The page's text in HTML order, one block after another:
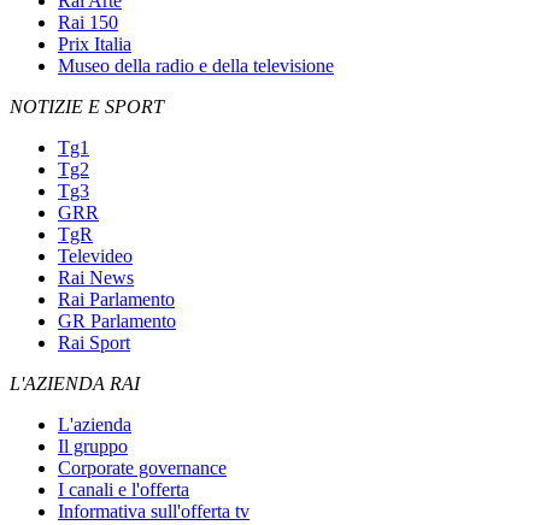
Rai 150
Prix Italia
Museo della radio e della televisione
NOTIZIE E SPORT
Tg1
Tg2
Tg3
GRR
TgR
Televideo
Rai News
Rai Parlamento
GR Parlamento
Rai Sport
L'AZIENDA RAI
L'azienda
Il gruppo
Corporate governance
I canali e l'offerta
Informativa sull'offerta tv